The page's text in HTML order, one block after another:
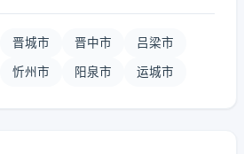
晋城市 晋中市 吕梁市
忻州市 阳泉市 运城市